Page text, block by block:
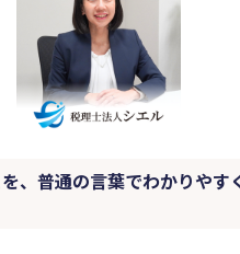
て安心して任せられるパート
ます。
がはっきりしていなくても構
気軽にご相談ください。
、普通の言葉でわかりやす